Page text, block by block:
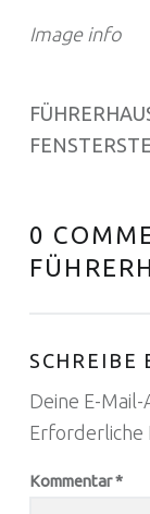
Image info
0
SCHREIBE
Deine E-
Erforderliche
Kommentar*